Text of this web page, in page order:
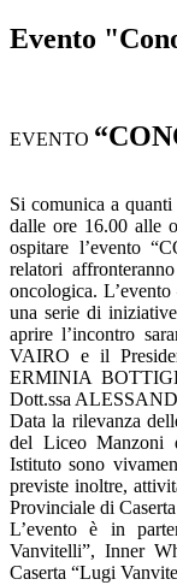
Evento
EVENTO
Si comunica a
dalle ore 16.00 alle
ospitare l’evento
relatori
oncologica.
una serie di
aprire l’incontro
VAIRO e il
ERMINIA
Dott.ssa
Data la rilevanza
del Liceo Manzoni
Istituto sono
previste inoltre,
Provinciale di
L’evento è in
Vanvitelli”, Inner
Caserta “Lugi